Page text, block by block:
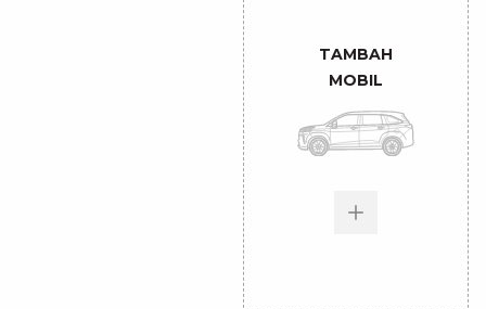
TAMBAH
MOBIL